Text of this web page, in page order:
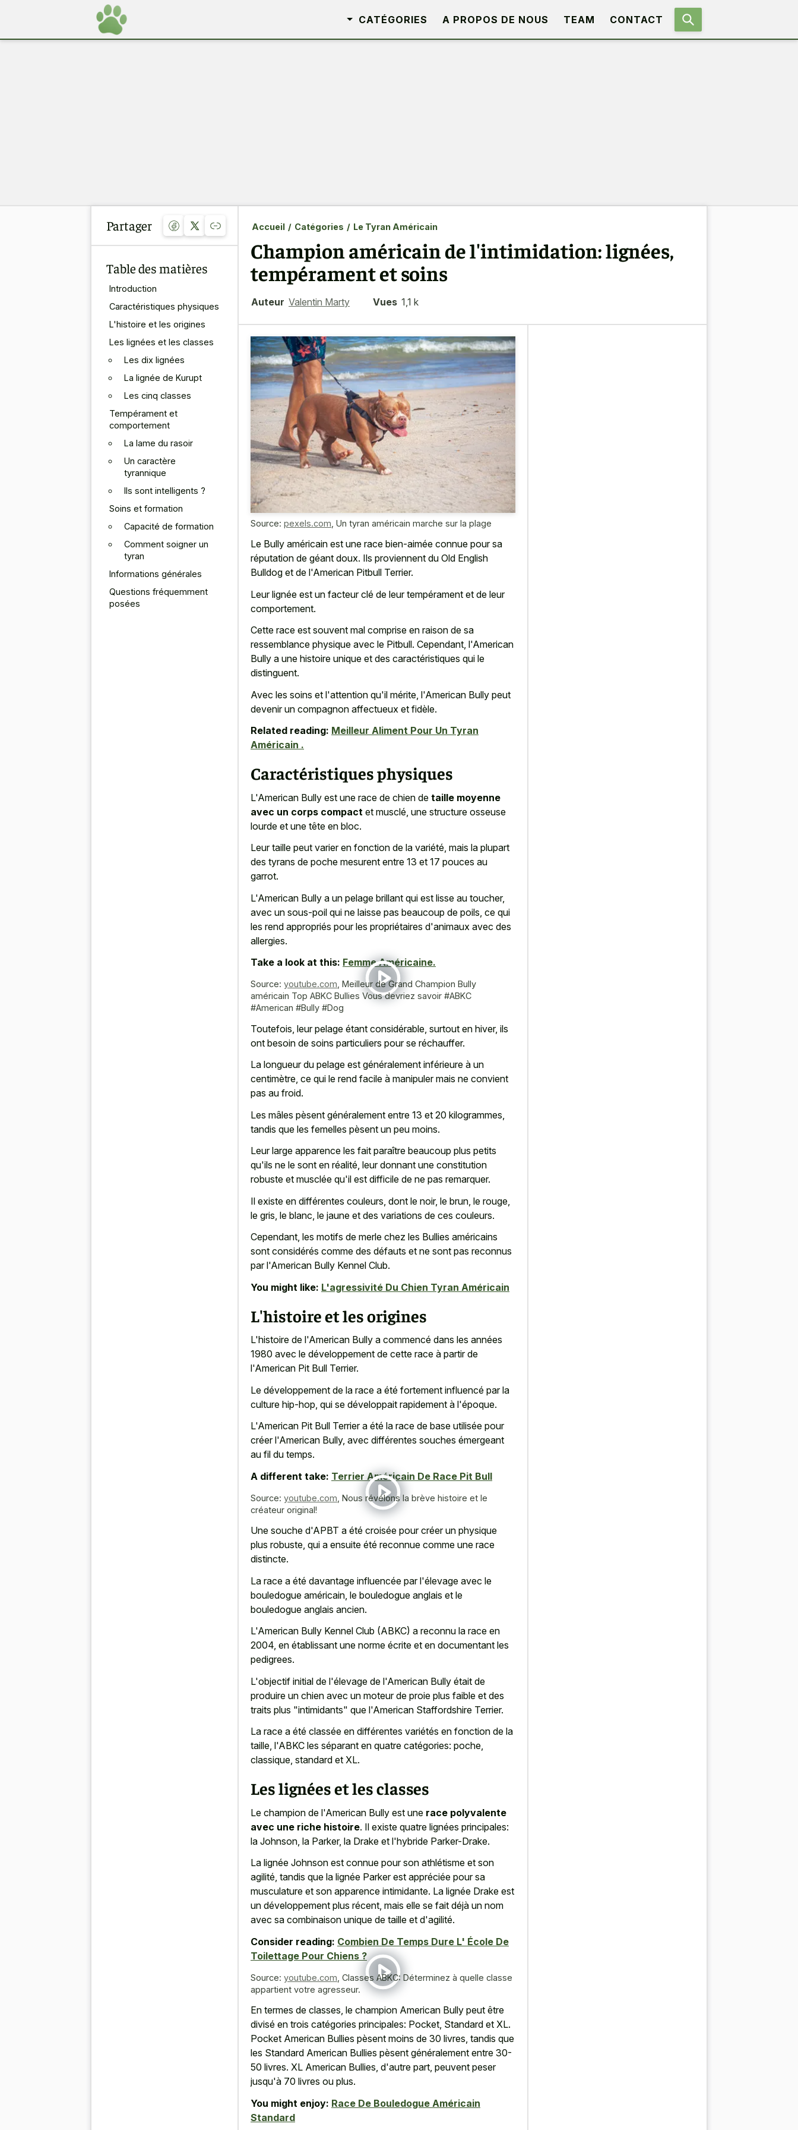
CATÉGORIES A PROPOS DE NOUS TEAM CONTACT
Partager
Table des matières
Introduction
Caractéristiques physiques
L'histoire et les origines
Les lignées et les classes
Les dix lignées
La lignée de Kurupt
Les cinq classes
Tempérament et
comportement
La lame du rasoir
Un caractère
tyrannique
Ils sont intelligents ?
Soins et formation
Capacité de formation
Comment soigner un
tyran
Informations générales
Questions fréquemment
posées
Accueil / Catégories / Le Tyran Américain
Champion américain de l'intimidation: lignées,
tempérament et soins
Auteur Valentin Marty Vues 1,1 k
Source: pexels.com Un tyran américain marche sur la plage
Le Bully américain est une race bien-aimée connue pour sa
réputation de géant doux. Ils proviennent du Old English
Bulldog et de l'American Pitbull Terrier.
Leur lignée est un facteur clé de leur tempérament et de leur
comportement.
Cette race est souvent mal comprise en raison de sa
ressemblance physique avec le Pitbull. Cependant, l'American
Bully a une histoire unique et des caractéristiques qui le
distinguent.
Avec les soins et l'attention qu'il mérite, l'American Bully peut
devenir un compagnon affectueux et fidèle.
Related reading: Meilleur Aliment Pour Un Tyran
Américain .
Caractéristiques physiques
L'American Bully est une race de chien de taille moyenne
avec un corps compact et musclé, une structure osseuse
lourde et une tête en bloc.
Leur taille peut varier en fonction de la variété, mais la plupart
des tyrans de poche mesurent entre 13 et 17 pouces au
garrot.
L'American Bully a un pelage brillant qui est lisse au toucher,
avec un sous-poil qui ne laisse pas beaucoup de poils, ce qui
les rend appropriés pour les propriétaires d'animaux avec des
allergies.
Take a look at this: Femme Américaine.
Source: youtube.com Meilleur de Grand Champion Bully
américain Top ABKC Bullies Vous devriez savoir #ABKC
#American #Bully #Dog
Toutefois, leur pelage étant considérable, surtout en hiver, ils
ont besoin de soins particuliers pour se réchauffer.
La longueur du pelage est généralement inférieure à un
centimètre, ce qui le rend facile à manipuler mais ne convient
pas au froid.
Les mâles pèsent généralement entre 13 et 20 kilogrammes,
tandis que les femelles pèsent un peu moins.
Leur large apparence les fait paraître beaucoup plus petits
qu'ils ne le sont en réalité, leur donnant une constitution
robuste et musclée qu'il est difficile de ne pas remarquer.
Il existe en différentes couleurs, dont le noir, le brun, le rouge,
le gris, le blanc, le jaune et des variations de ces couleurs.
Cependant, les motifs de merle chez les Bullies américains
sont considérés comme des défauts et ne sont pas reconnus
par l'American Bully Kennel Club.
You might like: L'agressivité Du Chien Tyran Américain
L'histoire et les origines
L'histoire de l'American Bully a commencé dans les années
1980 avec le développement de cette race à partir de
l'American Pit Bull Terrier.
Le développement de la race a été fortement influencé par la
culture hip-hop, qui se développait rapidement à l'époque.
L'American Pit Bull Terrier a été la race de base utilisée pour
créer l'American Bully, avec différentes souches émergeant
au fil du temps.
A different take: Terrier Américain De Race Pit Bull
Source: youtube.com Nous révélons la brève histoire et le
créateur original!
Une souche d'APBT a été croisée pour créer un physique
plus robuste, qui a ensuite été reconnue comme une race
distincte.
La race a été davantage influencée par l'élevage avec le
bouledogue américain, le bouledogue anglais et le
bouledogue anglais ancien.
L'American Bully Kennel Club (ABKC) a reconnu la race en
2004, en établissant une norme écrite et en documentant les
pedigrees.
L'objectif initial de l'élevage de l'American Bully était de
produire un chien avec un moteur de proie plus faible et des
traits plus "intimidants" que l'American Staffordshire Terrier.
La race a été classée en différentes variétés en fonction de la
taille, l'ABKC les séparant en quatre catégories: poche,
classique, standard et XL.
Les lignées et les classes
Le champion de l'American Bully est une race polyvalente
avec une riche histoire. Il existe quatre lignées principales:
la Johnson, la Parker, la Drake et l'hybride Parker-Drake.
La lignée Johnson est connue pour son athlétisme et son
agilité, tandis que la lignée Parker est appréciée pour sa
musculature et son apparence intimidante. La lignée Drake est
un développement plus récent, mais elle se fait déjà un nom
avec sa combinaison unique de taille et d'agilité.
Consider reading: Combien De Temps Dure L' École De
Toilettage Pour Chiens ?
Source: youtube.com Classes ABKC: Déterminez à quelle classe
appartient votre agresseur.
En termes de classes, le champion American Bully peut être
divisé en trois catégories principales: Pocket, Standard et XL.
Pocket American Bullies pèsent moins de 30 livres, tandis que
les Standard American Bullies pèsent généralement entre 30-
50 livres. XL American Bullies, d'autre part, peuvent peser
jusqu'à 70 livres ou plus.
You might enjoy: Race De Bouledogue Américain
Standard